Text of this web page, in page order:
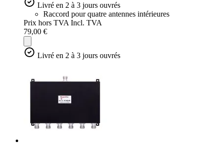
Livré en 2 à 3 jours ouvrés
Raccord pour quatre antennes intérieures
Prix hors TVA Incl. TVA
79,00 €
Livré en 2 à 3 jours ouvrés